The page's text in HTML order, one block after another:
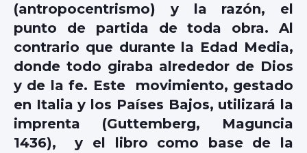
(antropocentrismo) y la razón, el
punto de partida de toda obra. Al
contrario que durante la Edad Media,
donde todo giraba alrededor de Dios
y de la fe. Este movimiento, gestado
en Italia y los Países Bajos, utilizará la
imprenta (Guttemberg, Maguncia
1436), y el libro como base de la